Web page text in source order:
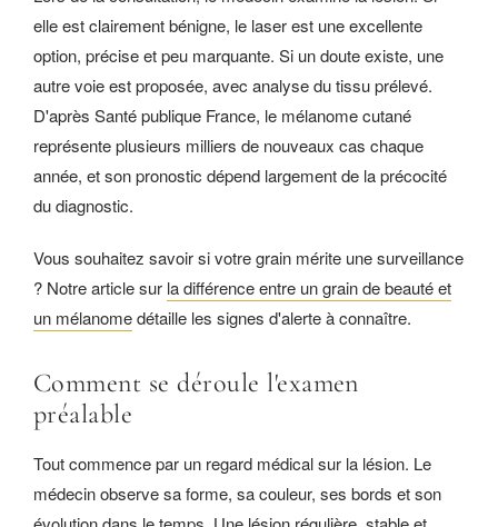
elle est clairement bénigne, le laser est une excellente
option, précise et peu marquante. Si un doute existe, une
autre voie est proposée, avec analyse du tissu prélevé.
D'après Santé publique France, le mélanome cutané
représente plusieurs milliers de nouveaux cas chaque
année, et son pronostic dépend largement de la précocité
du diagnostic.
Vous souhaitez savoir si votre grain mérite une surveillance
? Notre article sur la différence entre un grain de beauté et
un mélanomedétaille les signes d'alerte à connaître.
Comment se déroule l'examen
préalable
Tout commence par un regard médical sur la lésion. Le
médecin observe sa forme, sa couleur, ses bords et son